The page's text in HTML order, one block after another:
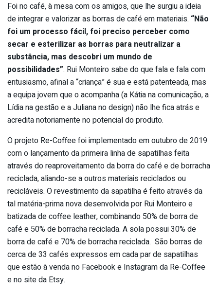
Foi no café, à mesa com os amigos, que lhe surgiu a ideia
de integrar e valorizar as borras de café em materiais. “Não
foi um processo fácil, foi preciso perceber como
secar e esterilizar as borras para neutralizar a
substância, mas descobri um mundo de
possibilidades”. Rui Monteiro sabe do que fala e fala com
entusiasmo, afinal a “criança” é sua e está patenteada, mas
a equipa jovem que o acompanha (a Kátia na comunicação, a
Lídia na gestão e a Juliana no design) não lhe fica atrás e
acredita notoriamente no potencial do produto.
O projeto Re-Coffee foi implementado em outubro de 2019
com o lançamento da primeira linha de sapatilhas feita
através do reaproveitamento da borra do café e de borracha
reciclada, aliando-se a outros materiais reciclados ou
recicláveis. O revestimento da sapatilha é feito através da
tal matéria-prima nova desenvolvida por Rui Monteiro e
batizada de coffee leather, combinando 50% de borra de
café e 50% de borracha reciclada. A sola possui 30% de
borra de café e 70% de borracha reciclada. São borras de
cerca de 33 cafés expressos em cada par de sapatilhas
que estão à venda no Facebook e Instagram da Re-Coffee
e no site da Etsy.